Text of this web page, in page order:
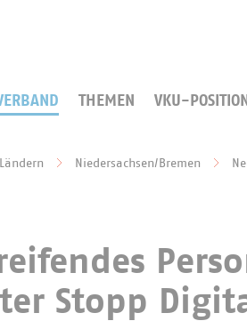
THEMEN VKU-
Niedersachsen/Bremen
Stopp